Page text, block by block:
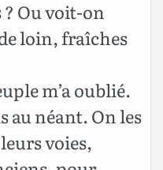
? Ou voit-on
loin, fraîches
m’a oublié.
au néant. On les
voies,